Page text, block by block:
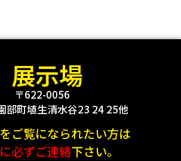
展示場
〒622-0056
部町埴生清水谷23 24 25他
ご覧になられたい方は
必ずご連絡下さい。